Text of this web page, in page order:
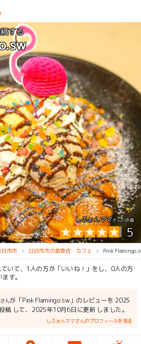
する
しふぉんママさんの評価
5
日市市 廿日市市の飲食店・カフェ Pink
いて、1人の方が「いいね！」をし、0人の方
す。
さんが「Pink Flamingo.sw」のレビューを 2025
稿 して、2025年10月6日に更新 しました。
しふぉんママさんのプロフィールを見る